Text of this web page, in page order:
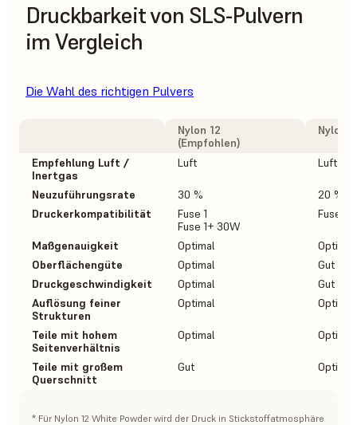
Druckbarkeit von SLS-Pulvern
im Vergleich
Die Wahl des richtigen Pulvers
Nylon 12
(Empfohlen)
Nylon
Empfehlung Luft /
Inertgas
Luft Luft
Neuzuführungsrate 30 %
20 %
Druckerkompatibilität
Fuse 1
Fuse 1+ 30W
Fuse
Maßgenauigkeit Optimal
Optimal
Oberflächengüte
Optimal
Gut
Druckgeschwindigkeit
Optimal
Gut
Auflösung feiner
Strukturen
Optimal Optimal
Teile mit hohem
Seitenverhältnis
Optimal Optimal
Teile mit großem
Querschnitt
Gut Optimal
* Für Nylon 12 White Powder wird der Druck in Stickstoffatmosphäre